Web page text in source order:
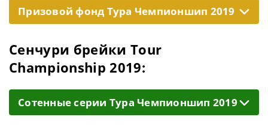
Призовой фонд Тура Чемпионшип 2019
Сенчури брейки Tour
Championship 2019:
Cотенные серии Тура Чемпионшип 2019